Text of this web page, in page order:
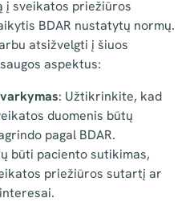
į sveikatos priežiūros
BDAR nustatytų normų.
atsižvelgti į šiuos
aspektus:
: Užtikrinkite, kad
duomenis būtų
pagal BDAR.
būti paciento sutikimas,
priežiūros sutartį ar